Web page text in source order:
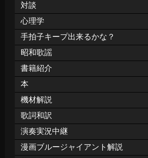
対談
心理学
手拍子キープ出来るかな？
昭和歌謡
書籍紹介
本
機材解説
歌詞和訳
演奏実況中継
漫画ブルージャイアント解説